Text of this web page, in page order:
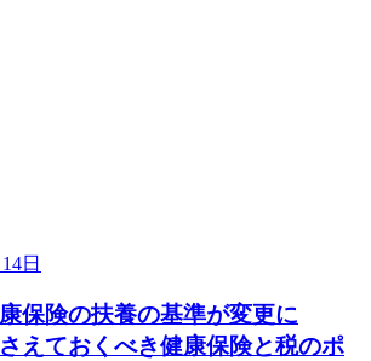
日
保険の扶養の基準が変更に
えておくべき健康保険と税のポ